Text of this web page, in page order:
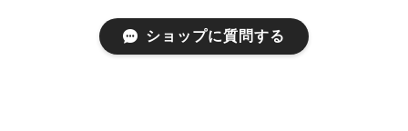
ショップに質問する